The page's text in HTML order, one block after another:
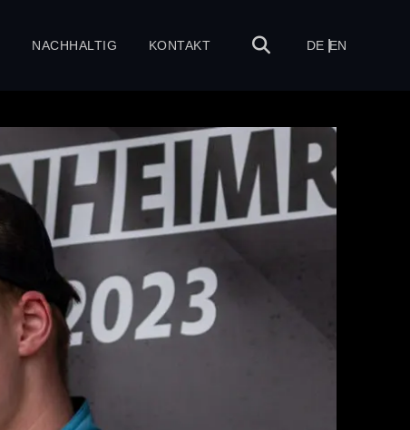
NACHHALTIG KONTAKT DE EN